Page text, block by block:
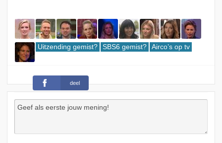
Uitzending gemist? SBS6 gemist? Airco’s op tv
deel